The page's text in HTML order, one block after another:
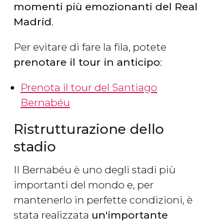
momenti più emozionanti del Real
Madrid.
Per evitare di fare la fila, potete
prenotare il tour in anticipo:
Prenota il tour del Santiago
Bernabéu
Ristrutturazione dello
stadio
Il Bernabéu è uno degli stadi più
importanti del mondo e, per
mantenerlo in perfette condizioni, è
stata realizzata un'importante